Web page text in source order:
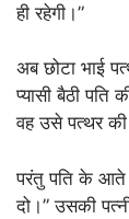
ही रहेगी।”
अब छोटा भाई
प्यासी बैठी पति
वह उसे पत्थर
परंतु पति के आते
दो।” उसकी